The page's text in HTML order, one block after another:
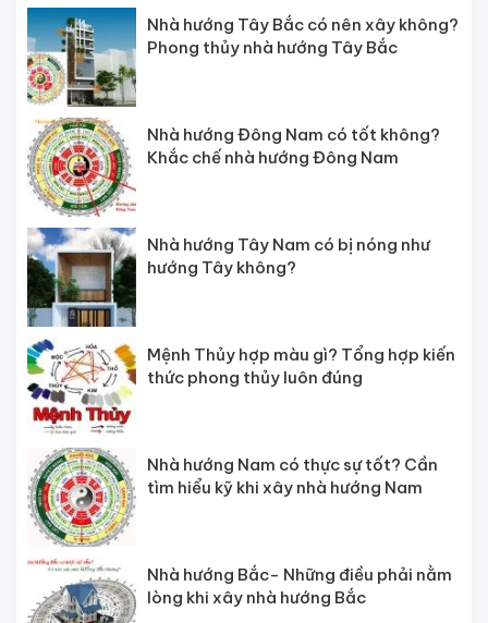
Nhà hướng Tây Bắc có nên xây không?
Phong thủy nhà hướng Tây Bắc
Nhà hướng Đông Nam có tốt không?
Khắc chế nhà hướng Đông Nam
Nhà hướng Tây Nam có bị nóng như
hướng Tây không?
Mệnh Thủy hợp màu gì? Tổng hợp kiến
thức phong thủy luôn đúng
Nhà hướng Nam có thực sự tốt? Cần
tìm hiểu kỹ khi xây nhà hướng Nam
Nhà hướng Bắc- Những điều phải nằm
lòng khi xây nhà hướng Bắc